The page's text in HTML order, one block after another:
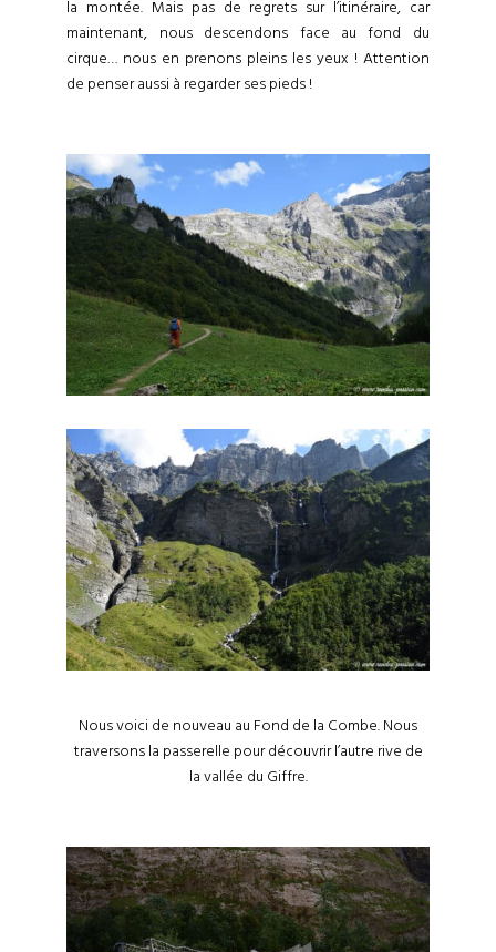
la montée. Mais pas de regrets sur l’itinéraire, car
maintenant, nous descendons face au fond du
cirque… nous en prenons pleins les yeux ! Attention
de penser aussi à regarder ses pieds !
Nous voici de nouveau au Fond de la Combe. Nous
traversons la passerelle pour découvrir l’autre rive de
la vallée du Giffre.